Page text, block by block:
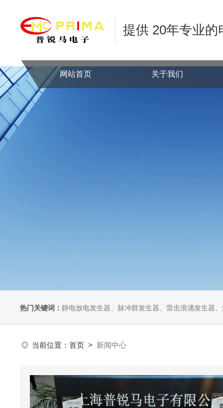
提供 20年专业
网站首页 关于我们
热门关键词： 静电放电发生器、脉冲群发生器、雷击浪涌发生器、汽车干扰模拟器、组
当前位置： 首页 > 新闻中心